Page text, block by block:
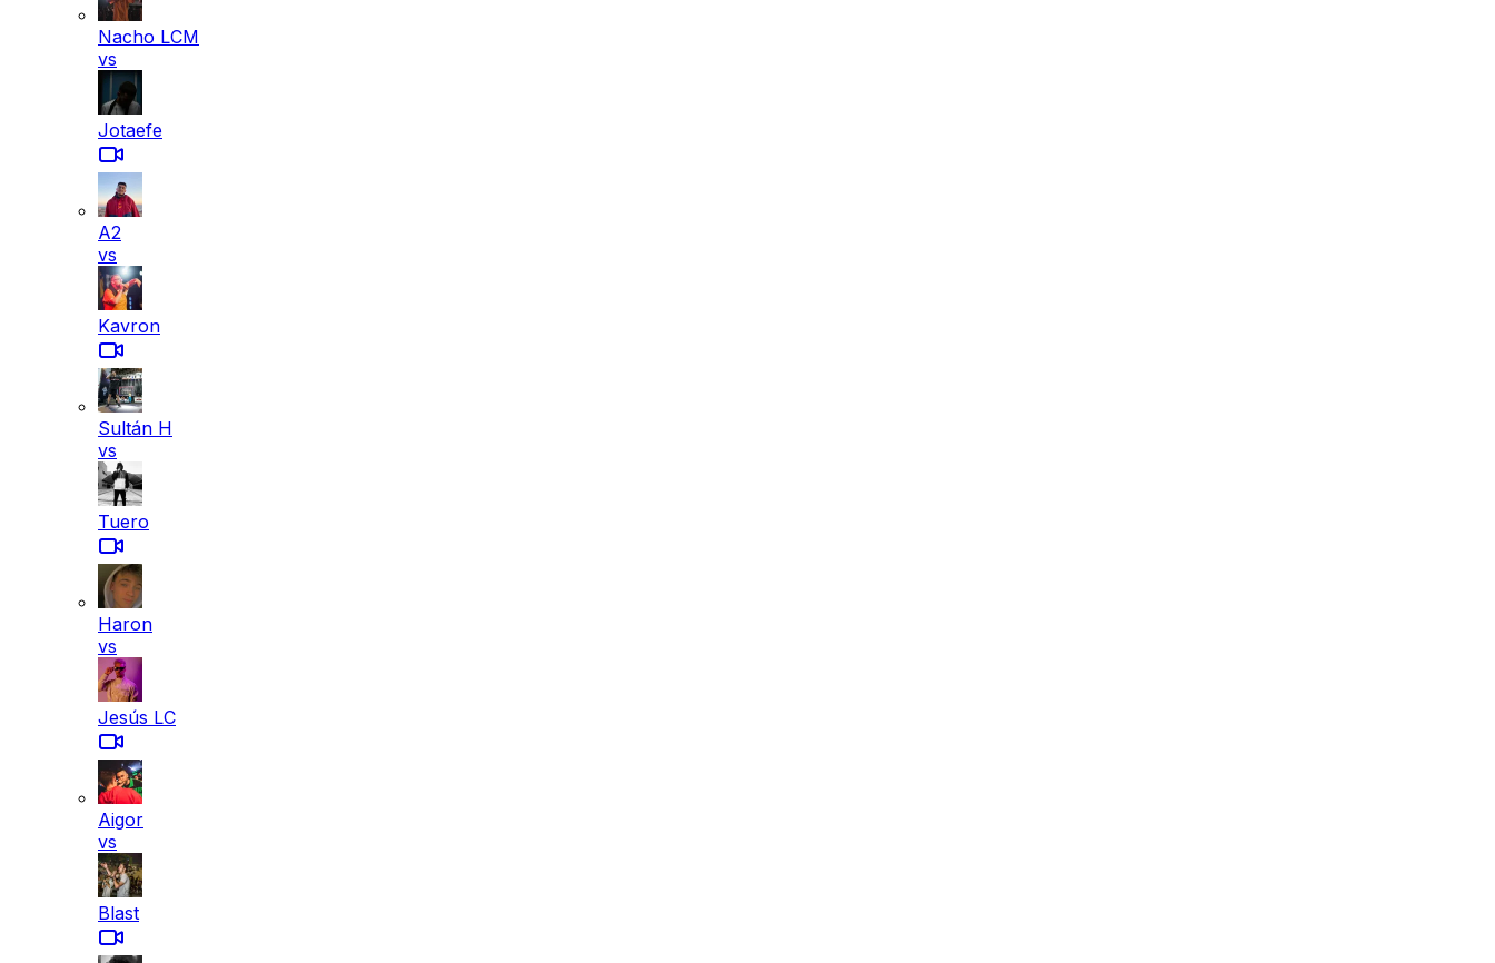
Nacho LCM
vs
Jotaefe
A2
vs
Kavron
Sultán H
vs
Tuero
Haron
vs
Jesús LC
Aigor
vs
Blast